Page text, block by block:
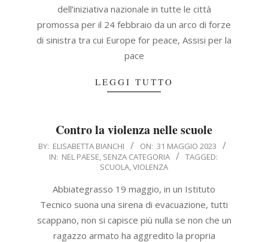
dell’iniziativa nazionale in tutte le città
promossa per il 24 febbraio da un arco di forze
di sinistra tra cui Europe for peace, Assisi per la
pace
LEGGI TUTTO
Contro la violenza nelle scuole
2023-
BY: ELISABETTA BIANCHI ON: 31 MAGGIO 2023
IN: NEL PAESE, SENZA CATEGORIA
TAGGED:
SCUOLA,VIOLENZA
Abbiategrasso 19 maggio, in un Istituto
Tecnico suona una sirena di evacuazione, tutti
scappano, non si capisce più nulla se non che un
ragazzo armato ha aggredito la propria